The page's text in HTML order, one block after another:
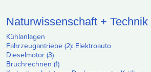
Naturwissenschaft + Technik
Kühlanlagen
Fahrzeugantriebe (2): Elektroauto
Dieselmotor (3)
Bruchrechnen (1)